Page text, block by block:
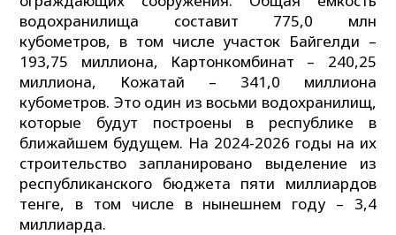
водохранилища составит 775,0 млн
кубометров, в том числе участок Байгелди –
193,75 миллиона, Картонкомбинат – 240,25
миллиона, Кожатай – 341,0 миллиона
кубометров. Это один из восьми водохранилищ,
которые будут построены в республике в
ближайшем будущем. На 2024-2026 годы на их
строительство запланировано выделение из
республиканского бюджета пяти миллиардов
тенге, в том числе в нынешнем году – 3,4
миллиарда.